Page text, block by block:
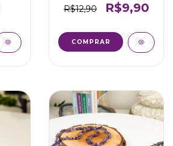
R$12,90 R$9,90
COMPRAR